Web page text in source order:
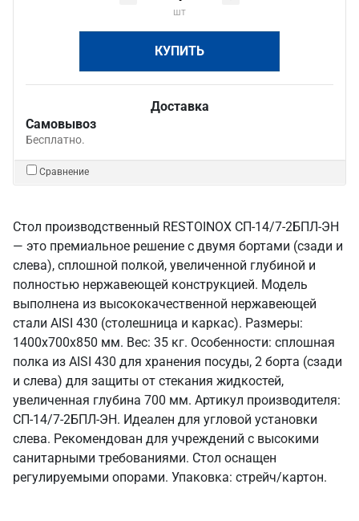
шт
КУПИТЬ
Доставка
Самовывоз
Бесплатно.
Сравнение
Стол производственный RESTOINOX СП-14/7-2БПЛ-ЭН
— это премиальное решение с двумя бортами (сзади и
слева), сплошной полкой, увеличенной глубиной и
полностью нержавеющей конструкцией. Модель
выполнена из высококачественной нержавеющей
стали AISI 430 (столешница и каркас). Размеры:
1400x700x850 мм. Вес: 35 кг. Особенности: сплошная
полка из AISI 430 для хранения посуды, 2 борта (сзади
и слева) для защиты от стекания жидкостей,
увеличенная глубина 700 мм. Артикул производителя:
СП-14/7-2БПЛ-ЭН. Идеален для угловой установки
слева. Рекомендован для учреждений с высокими
санитарными требованиями. Стол оснащен
регулируемыми опорами. Упаковка: стрейч/картон.